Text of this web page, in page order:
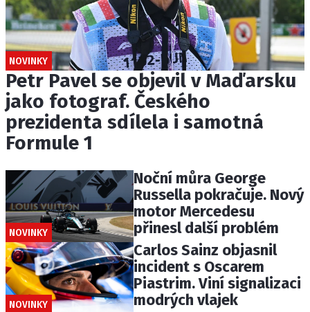
NOVINKY
Petr Pavel se objevil v Maďarsku
jako fotograf. Českého
prezidenta sdílela i samotná
Formule 1
NOVINKY
Noční můra George
Russella pokračuje. Nový
motor Mercedesu
přinesl další problém
NOVINKY
Carlos Sainz objasnil
incident s Oscarem
Piastrim. Viní signalizaci
modrých vlajek